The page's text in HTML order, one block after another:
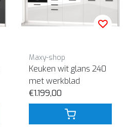
Maxy-shop
Keuken wit glans 240
met werkblad
€1.199,00